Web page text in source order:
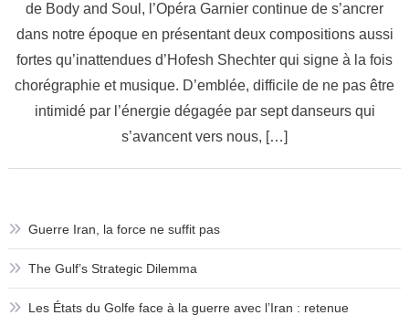
s’ancre
dans
notre
époque
de Body and Soul, l’Opéra Garnier continue de s’ancrer
dans notre époque en présentant deux compositions aussi
fortes qu’inattendues d’Hofesh Shechter qui signe à la fois
chorégraphie et musique. D’emblée, difficile de ne pas être
intimidé par l’énergie dégagée par sept danseurs qui
s’avancent vers nous, […]
Guerre Iran, la force ne suffit pas
The Gulf’s Strategic Dilemma
Les États du Golfe face à la guerre avec l’Iran : retenue